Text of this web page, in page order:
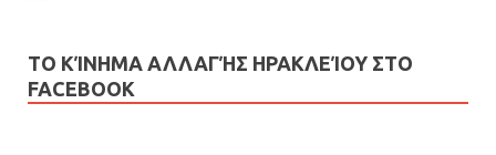
ΤΟ ΚΊΝΗΜΑ ΑΛΛΑΓΉΣ ΗΡΑΚΛΕΊΟΥ ΣΤΟ
FACEBOOK